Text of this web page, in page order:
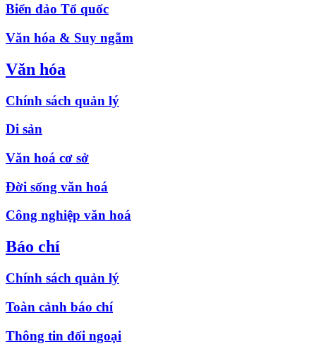
Biển đảo Tổ quốc
Văn hóa & Suy ngẫm
Văn hóa
Chính sách quản lý
Di sản
Văn hoá cơ sở
Đời sống văn hoá
Công nghiệp văn hoá
Báo chí
Chính sách quản lý
Toàn cảnh báo chí
Thông tin đối ngoại